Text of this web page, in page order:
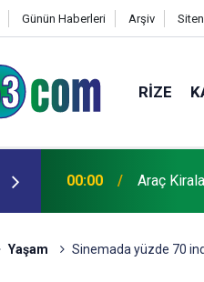
Günün Haberleri Arşiv
RIZE
00:00 Araç
Yaşam Sinemada yüzde 70